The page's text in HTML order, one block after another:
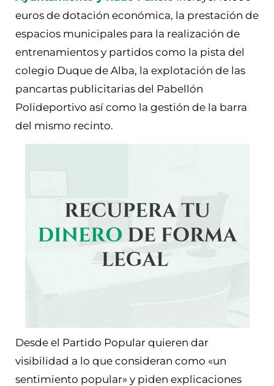
euros de dotación económica, la prestación de
espacios municipales para la realización de
entrenamientos y partidos como la pista del
colegio Duque de Alba, la explotación de las
pancartas publicitarias del Pabellón
Polideportivo así como la gestión de la barra
del mismo recinto.
Desde el Partido Popular quieren dar
visibilidad a lo que consideran como «un
sentimiento popular» y piden explicaciones